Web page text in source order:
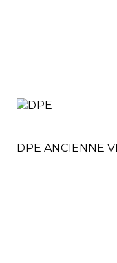
DPE ANCIENNE